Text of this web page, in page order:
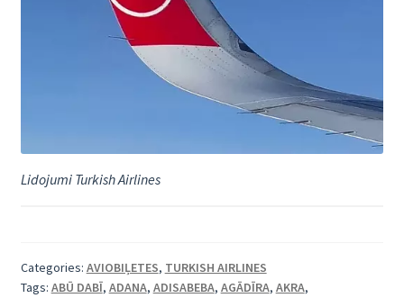
Lidojumi Turkish Airlines
Categories: AVIOBIĻETES, TURKISH AIRLINES
Tags: ABŪ DABĪ, ADANA, ADISABEBA, AGĀDĪRA, AKRA,